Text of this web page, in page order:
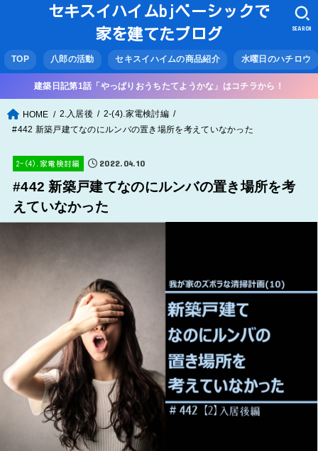
セキスイハイムbjベーシックで
家を建てたブログ
TOP 八郎の活動 セキスイハイムの商品紹介 水曜日のハチロウ
SEARCH
建築日記第1話「やっぱりおうちたてようかな」はコチラから！
HOME 2.入居後
2-(4).家電検討編
#442 新築戸建てなのにルンバの置き場所を考えていなかった
2-(4).家電検討編 2022.04.10
#442 新築戸建てなのにルンバの置き場所を考
えていなかった